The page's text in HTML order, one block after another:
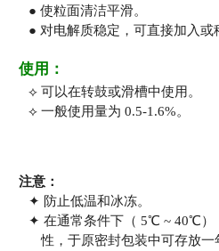
● 使粒面清洁平滑。
● 对电解质稳定，可直接加入或
使用：
⟡ 可以在转鼓或滑槽中使用。
⟡ 一般使用量为 0.5-1.6%。
注意：
✦ 防止低温和冰冻。
✦ 在通常条件下（ 5℃ ~ 40℃）
性，于原密封包装中可存放一